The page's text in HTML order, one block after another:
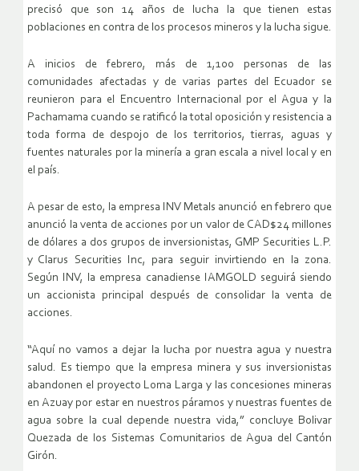
precisó que son 14 años de lucha la que tienen estas
poblaciones en contra de los procesos mineros y la lucha sigue.
A inicios de febrero, más de 1,100 personas de las
comunidades afectadas y de varias partes del Ecuador se
reunieron para el Encuentro Internacional por el Agua y la
Pachamama cuando se ratificó la total oposición y resistencia a
toda forma de despojo de los territorios, tierras, aguas y
fuentes naturales por la minería a gran escala a nivel local y en
el país.
A pesar de esto, la empresa INV Metals anunció en febrero que
anunció la venta de acciones por un valor de CAD$24 millones
de dólares a dos grupos de inversionistas, GMP Securities L.P.
y Clarus Securities Inc, para seguir invirtiendo en la zona.
Según INV, la empresa canadiense IAMGOLD seguirá siendo
un accionista principal después de consolidar la venta de
acciones.
“Aquí no vamos a dejar la lucha por nuestra agua y nuestra
salud. Es tiempo que la empresa minera y sus inversionistas
abandonen el proyecto Loma Larga y las concesiones mineras
en Azuay por estar en nuestros páramos y nuestras fuentes de
agua sobre la cual depende nuestra vida,” concluye Bolivar
Quezada de los Sistemas Comunitarios de Agua del Cantón
Girón.